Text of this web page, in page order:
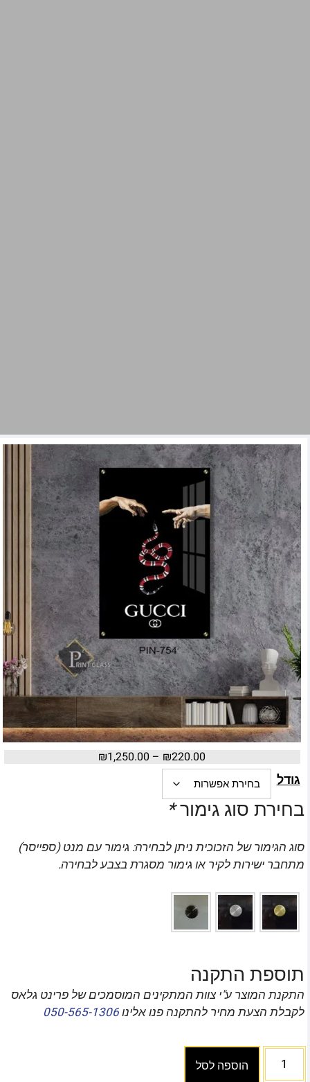
₪220.00
–
₪1,250.00
גודל
בחירת סוג גימור*
סוג הגימור של הזכוכית ניתן לבחירה: גימור עם מנט (ספייסר)
מתחבר ישירות לקיר או גימור מסגרת בצבע לבחירה.
תוספת התקנה
התקנת המוצר ע"י צוות המתקינים המוסמכים של פרינט גלאס
לקבלת הצעת מחיר להתקנה פנו אלינו050-565-1306
הוספה לסל